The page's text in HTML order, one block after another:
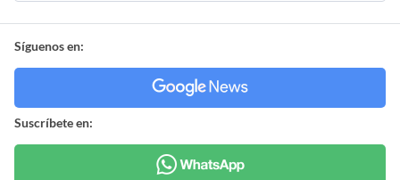
Síguenos en:
Suscríbete en: